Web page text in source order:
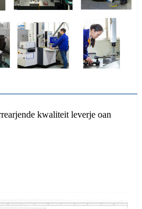
kwaliteit leverje oan